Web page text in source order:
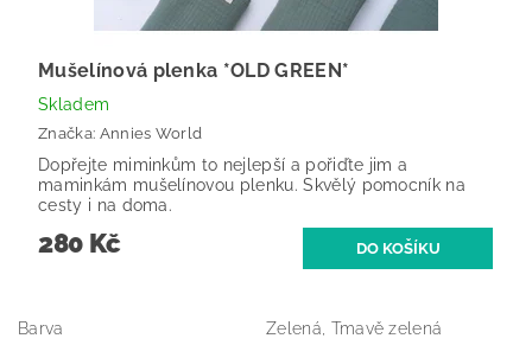
Mušelínová plenka *OLD GREEN*
Skladem
Značka: Annies World
Dopřejte miminkům to nejlepší a pořiďte jim a
maminkám mušelínovou plenku. Skvělý pomocník na
cesty i na doma.
280 Kč
Barva Zelená, Tmavě zelená